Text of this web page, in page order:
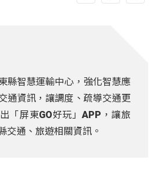
縣智慧運輸中心，強化智慧應
通資訊，讓調度、疏導交通更
「屏東GO好玩」APP，讓旅
交通、旅遊相關資訊。